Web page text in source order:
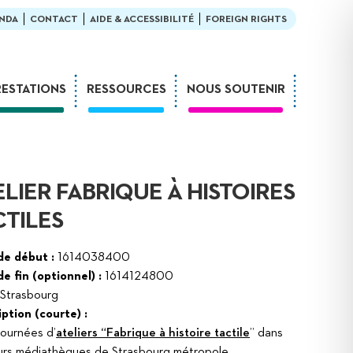
CONTACT AIDE & ACCESSIBILITÉ FOREIGN RIGHTS
Sur-mesure
Webinaires
RESSOURCES
LDQR au musée
Projets de recherche
Réaliser soi-même
NOUS SOUTENIR
FABRIQUE À HISTOIRES
début : 1614038400
fin (optionnel) : 1614124800
Strasbourg
(courte) :
d’ateliers “Fabrique à histoire tactile” dans